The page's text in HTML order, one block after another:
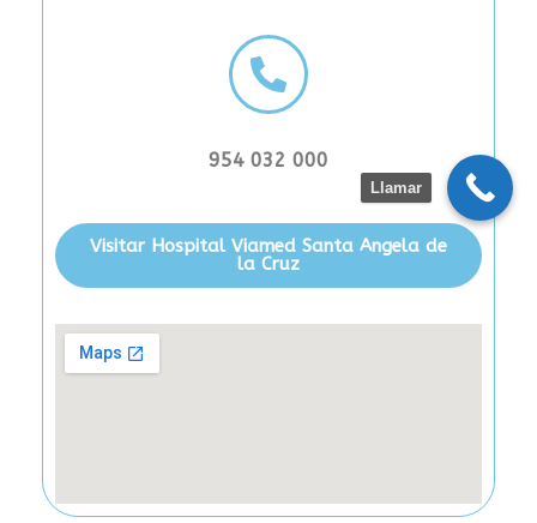
954 032 000
Visitar Hospital Viamed Santa Angela de
la Cruz
Llamar